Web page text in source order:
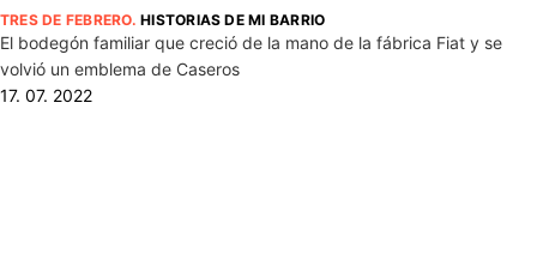
TRES DE FEBRERO.HISTORIAS DE MI BARRIO
El bodegón familiar que creció de la mano de la fábrica Fiat y se
volvió un emblema de Caseros
17. 07. 2022